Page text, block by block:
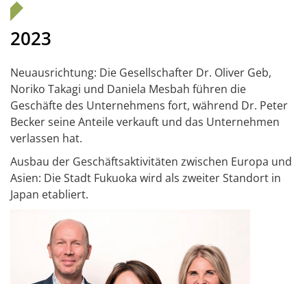
2023
Neuausrichtung: Die Gesellschafter Dr. Oliver Geb,
Noriko Takagi und Daniela Mesbah führen die
Geschäfte des Unternehmens fort, während Dr. Peter
Becker seine Anteile verkauft und das Unternehmen
verlassen hat.
Ausbau der Geschäftsaktivitäten zwischen Europa und
Asien: Die Stadt Fukuoka wird als zweiter Standort in
Japan etabliert.